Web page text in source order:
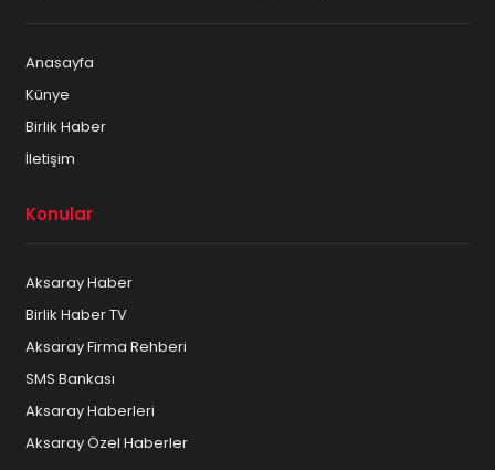
Anasayfa
Künye
Birlik Haber
İletişim
Konular
Aksaray Haber
Birlik Haber TV
Aksaray Firma Rehberi
SMS Bankası
Aksaray Haberleri
Aksaray Özel Haberler